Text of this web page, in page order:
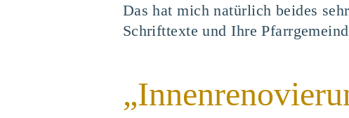
Das hat mich natürlich beides
Schrifttexte und Ihre